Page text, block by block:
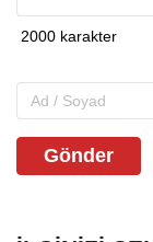
Gönder